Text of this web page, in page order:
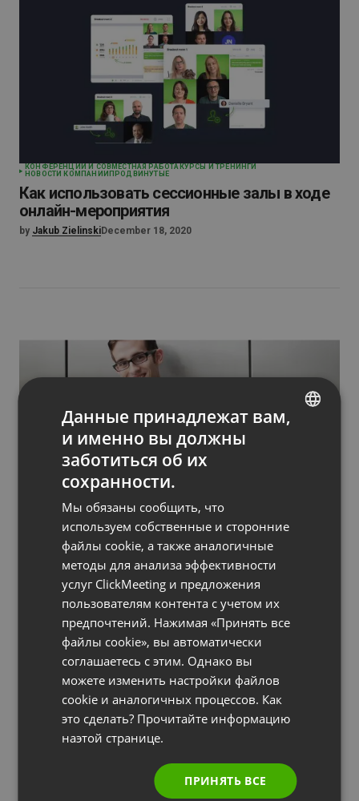
КОНФЕРЕНЦИИ И СОВМЕСТНАЯ РАБОТА КУРСЫ И ТРЕНИНГИ
НОВОСТИ КОМПАНИИ ПРОДВИНУТЫЕ
Как использовать сессионные залы в ходе
онлайн-мероприятия
by Jakub ZielinskiDecember 18, 2020
КОНФЕРЕНЦИИ И СОВМЕСТНАЯ РАБОТА
Как проводить онлайн-конференции: полное
руководство
Jacob ThomasNovember 17, 2020
POLISH
RUSSIAN
PORTUGUESE
ITALIAN
Данные принадлежат вам,
и именно вы должны
заботиться об их
сохранности.
Мы обязаны сообщить, что
используем собственные и сторонние
файлы cookie, а также аналогичные
методы для анализа эффективности
услуг ClickMeeting и предложения
пользователям контента с учетом их
предпочтений. Нажимая «Принять все
файлы cookie», вы автоматически
соглашаетесь с этим. Однако вы
можете изменить настройки файлов
cookie и аналогичных процессов. Как
это сделать? Прочитайте информацию
наэтой странице.
ПРИНЯТЬ ВСЕ